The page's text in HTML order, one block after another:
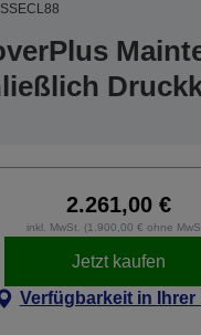
2.261,00 €
inkl. MwSt. (1.900,00 € ohne
Jetzt kaufen
Verfügbarkeit in Ihrer